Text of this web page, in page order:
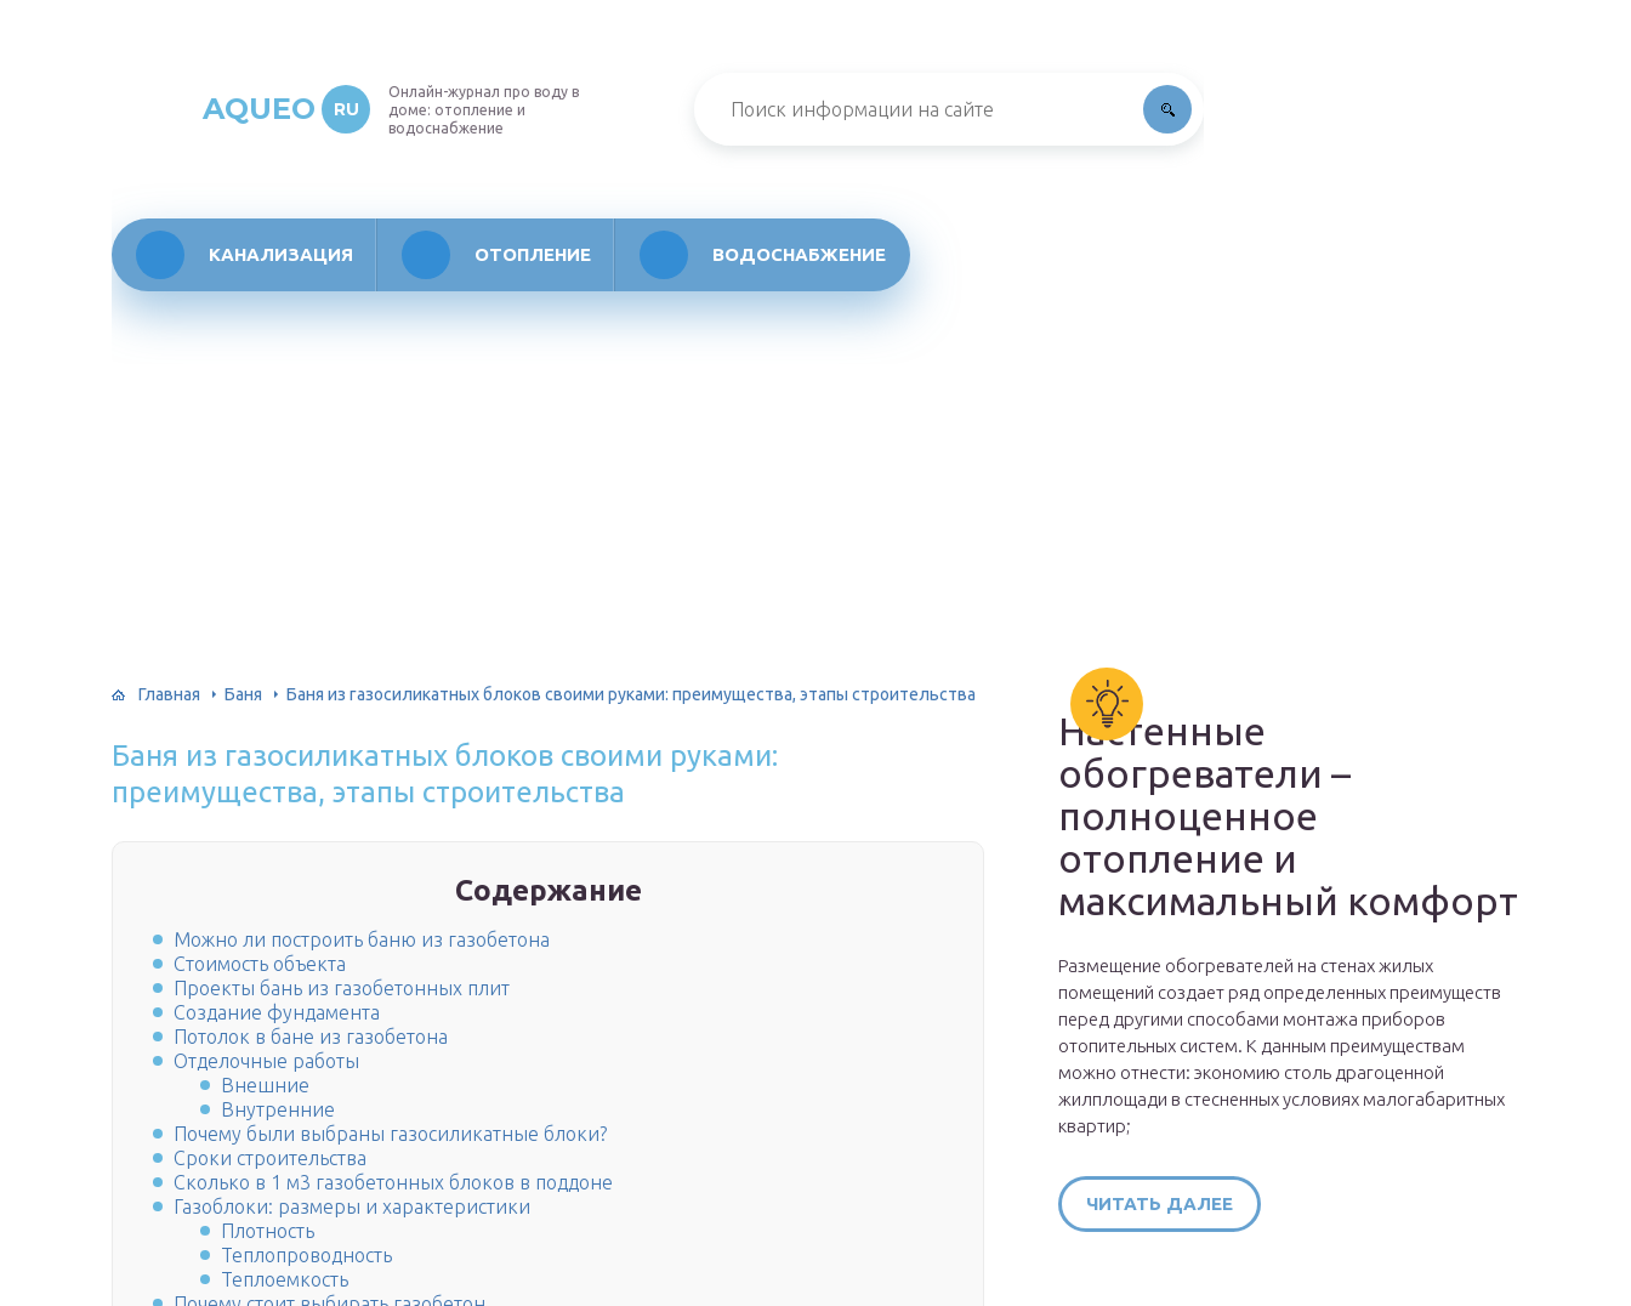
AQUEO RU
Онлайн-журнал про воду в
доме: отопление и
водоснабжение
КАНАЛИЗАЦИЯ ОТОПЛЕНИЕ ВОДОСНАБЖЕНИЕ
Главная Баня Баня из газосиликатных блоков своими руками: преимущества, этапы строительства
Баня из газосиликатных блоков своими руками:
преимущества, этапы строительства
Содержание
Можно ли построить баню из газобетона
Стоимость объекта
Проекты бань из газобетонных плит
Создание фундамента
Потолок в бане из газобетона
Отделочные работы
Внешние
Внутренние
Почему были выбраны газосиликатные блоки?
Сроки строительства
Сколько в 1 м3 газобетонных блоков в поддоне
Газоблоки: размеры и характеристики
Плотность
Теплопроводность
Теплоемкость
Настенные
обогреватели –
полноценное
отопление и
максимальный комфорт
Размещение обогревателей на стенах жилых
помещений создает ряд определенных преимуществ
перед другими способами монтажа приборов
отопительных систем. К данным преимуществам
можно отнести: экономию столь драгоценной
жилплощади в стесненных условиях малогабаритных
квартир;
ЧИТАТЬ ДАЛЕЕ